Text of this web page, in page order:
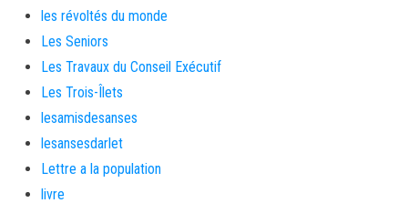
les révoltés du monde
Les Seniors
Les Travaux du Conseil Exécutif
Les Trois-Îlets
lesamisdesanses
lesansesdarlet
Lettre a la population
livre